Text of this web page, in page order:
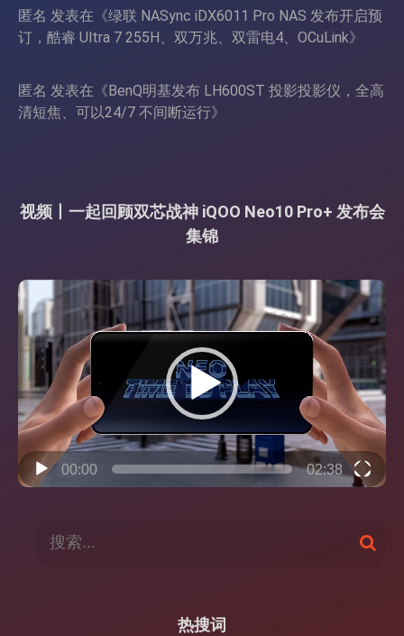
匿名 发表在《绿联 NASync iDX6011 Pro NAS 发布开启预
订，酷睿 Ultra 7 255H、双万兆、双雷电4、OCuLink》
匿名 发表在《BenQ明基发布 LH600ST 投影投影仪，全高
清短焦、可以24/7 不间断运行》
视频丨一起回顾双芯战神 iQOO Neo10 Pro+ 发布会
集锦
视
频
播
放
器
00:00 02:38
搜
索
热搜词